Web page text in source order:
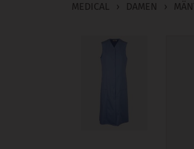
MEDICAL › DAMEN ›